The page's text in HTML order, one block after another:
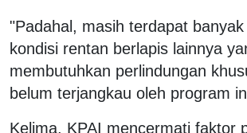
"Padahal, masih terdapat
kondisi rentan berlapis lainnya
membutuhkan perlindungan
belum terjangkau oleh program
Kelima, KPAI mencermati faktor